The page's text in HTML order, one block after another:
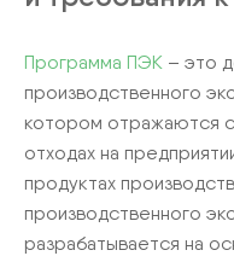
Программа ПЭК – это
производственного
котором отражаются
отходах на
продуктах
производственного
разрабатывается на